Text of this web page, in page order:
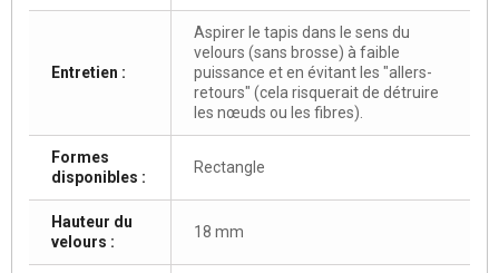
Entretien :
Aspirer le tapis dans le sens du
velours (sans brosse) à faible
puissance et en évitant les "allers-
retours" (cela risquerait de détruire
les nœuds ou les fibres).
Formes
disponibles :
Rectangle
Hauteur du
velours :
18 mm